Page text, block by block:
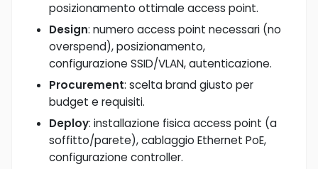
posizionamento ottimale access point.
Design: numero access point necessari (no
overspend), posizionamento,
configurazione SSID/VLAN, autenticazione.
Procurement: scelta brand giusto per
budget e requisiti.
Deploy: installazione fisica access point (a
soffitto/parete), cablaggio Ethernet PoE,
configurazione controller.